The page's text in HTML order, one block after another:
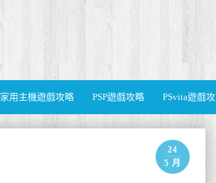
家用主機遊戲攻略 PSP遊戲攻略 PSvita遊戲
24
5 月